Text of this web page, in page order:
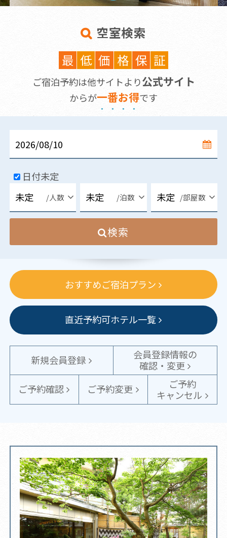
空室検索
最 低 価 格 保 証
ご宿泊予約は他サイトより公式サイト
からが一番お得です
日付未定
/人数 /泊数 /部屋数
検索
おすすめご宿泊プラン
直近予約可ホテル一覧
新規会員登録
会員登録情報の
確認・変更
ご予約確認
ご予約変更
ご予約
キャンセル